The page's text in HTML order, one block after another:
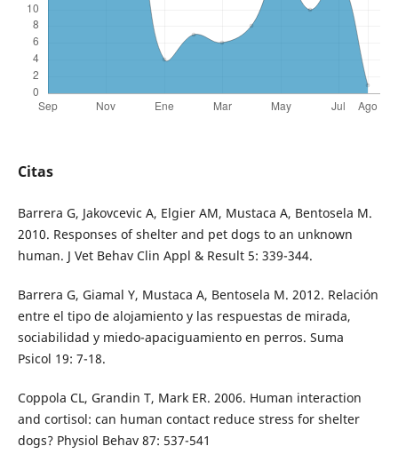
Citas
Barrera G, Jakovcevic A, Elgier AM, Mustaca A, Bentosela M.
2010. Responses of shelter and pet dogs to an unknown
human. J Vet Behav Clin Appl & Result 5: 339-344.
Barrera G, Giamal Y, Mustaca A, Bentosela M. 2012. Relación
entre el tipo de alojamiento y las respuestas de mirada,
sociabilidad y miedo-apaciguamiento en perros. Suma
Psicol 19: 7-18.
Coppola CL, Grandin T, Mark ER. 2006. Human interaction
and cortisol: can human contact reduce stress for shelter
dogs? Physiol Behav 87: 537-541